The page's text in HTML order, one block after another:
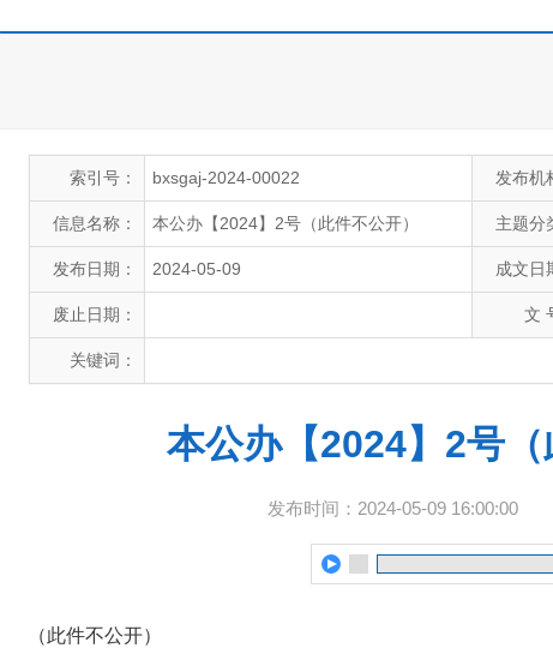
索引号： bxsgaj-2024-00022 发布机
信息名称： 本公办【2024】2号（此件不公开） 主题分
发布日期： 2024-05-09 成文日
废止日期： 文
关键词：
本公办【2024】2号（
发布时间：2024-05-09 16:00:00
（此件不公开）